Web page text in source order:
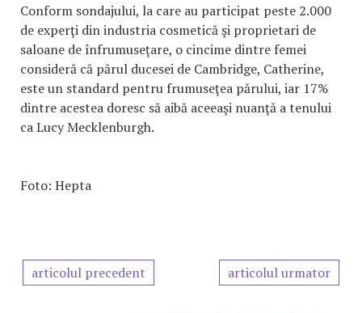
Conform sondajului, la care au participat peste 2.000
de experţi din industria cosmetică şi proprietari de
saloane de înfrumuseţare, o cincime dintre femei
consideră că părul ducesei de Cambridge, Catherine,
este un standard pentru frumuseţea părului, iar 17%
dintre acestea doresc să aibă aceeaşi nuanţă a tenului
ca Lucy Mecklenburgh.
Foto: Hepta
articolul precedent articolul urmator